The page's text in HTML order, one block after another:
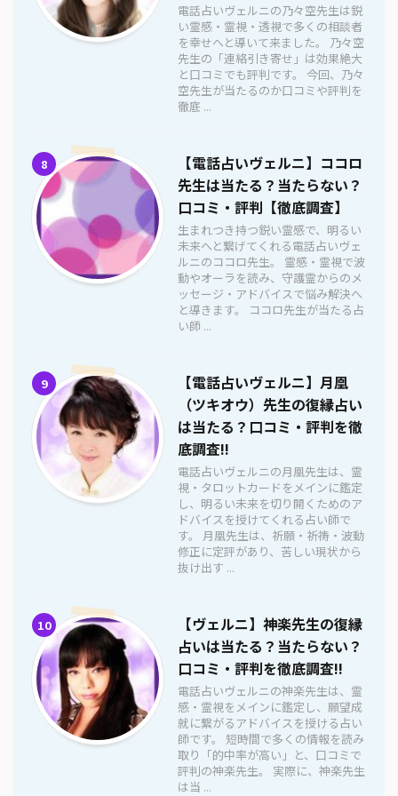
電話占いヴェルニの乃々空先生は鋭
い霊感・霊視・透視で多くの相談者
を幸せへと導いて来ました。 乃々空
先生の「連絡引き寄せ」は効果絶大
と口コミでも評判です。 今回、乃々
空先生が当たるのか口コミや評判を
徹底 ...
8
【電話占いヴェルニ】ココロ
先生は当たる？当たらない？
口コミ・評判【徹底調査】
生まれつき持つ鋭い霊感で、明るい
未来へと繋げてくれる電話占いヴェ
ルニのココロ先生。 霊感・霊視で波
動やオーラを読み、守護霊からのメ
ッセージ・アドバイスで悩み解決へ
と導きます。 ココロ先生が当たる占
い師 ...
9
【電話占いヴェルニ】月凰
（ツキオウ）先生の復縁占い
は当たる？口コミ・評判を徹
底調査!!
電話占いヴェルニの月凰先生は、霊
視・タロットカードをメインに鑑定
し、明るい未来を切り開くためのア
ドバイスを授けてくれる占い師で
す。 月凰先生は、祈願・祈祷・波動
修正に定評があり、苦しい現状から
抜け出す ...
10
【ヴェルニ】神楽先生の復縁
占いは当たる？当たらない？
口コミ・評判を徹底調査!!
電話占いヴェルニの神楽先生は、霊
感・霊視をメインに鑑定し、願望成
就に繋がるアドバイスを授ける占い
師です。 短時間で多くの情報を読み
取り「的中率が高い」と、口コミで
評判の神楽先生。 実際に、神楽先生
は当 ...